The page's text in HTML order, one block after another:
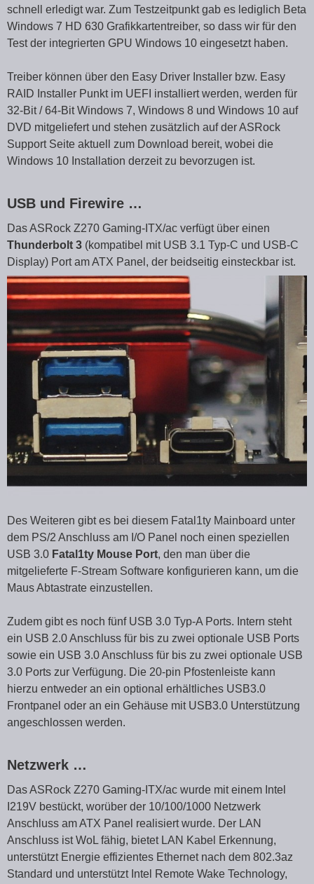
schnell erledigt war. Zum Testzeitpunkt gab es lediglich Beta
Windows 7 HD 630 Grafikkartentreiber, so dass wir für den
Test der integrierten GPU Windows 10 eingesetzt haben.
Treiber können über den Easy Driver Installer bzw. Easy
RAID Installer Punkt im UEFI installiert werden, werden für
32-Bit / 64-Bit Windows 7, Windows 8 und Windows 10 auf
DVD mitgeliefert und stehen zusätzlich auf der ASRock
Support Seite aktuell zum Download bereit, wobei die
Windows 10 Installation derzeit zu bevorzugen ist.
USB und Firewire …
Das ASRock Z270 Gaming-ITX/ac verfügt über einen
Thunderbolt 3 (kompatibel mit USB 3.1 Typ-C und USB-C
Display) Port am ATX Panel, der beidseitig einsteckbar ist.
Des Weiteren gibt es bei diesem Fatal1ty Mainboard unter
dem PS/2 Anschluss am I/O Panel noch einen speziellen
USB 3.0 Fatal1ty Mouse Port, den man über die
mitgelieferte F-Stream Software konfigurieren kann, um die
Maus Abtastrate einzustellen.
Zudem gibt es noch fünf USB 3.0 Typ-A Ports. Intern steht
ein USB 2.0 Anschluss für bis zu zwei optionale USB Ports
sowie ein USB 3.0 Anschluss für bis zu zwei optionale USB
3.0 Ports zur Verfügung. Die 20-pin Pfostenleiste kann
hierzu entweder an ein optional erhältliches USB3.0
Frontpanel oder an ein Gehäuse mit USB3.0 Unterstützung
angeschlossen werden.
Netzwerk …
Das ASRock Z270 Gaming-ITX/ac wurde mit einem Intel
I219V bestückt, worüber der 10/100/1000 Netzwerk
Anschluss am ATX Panel realisiert wurde. Der LAN
Anschluss ist WoL fähig, bietet LAN Kabel Erkennung,
unterstützt Energie effizientes Ethernet nach dem 802.3az
Standard und unterstützt Intel Remote Wake Technology,